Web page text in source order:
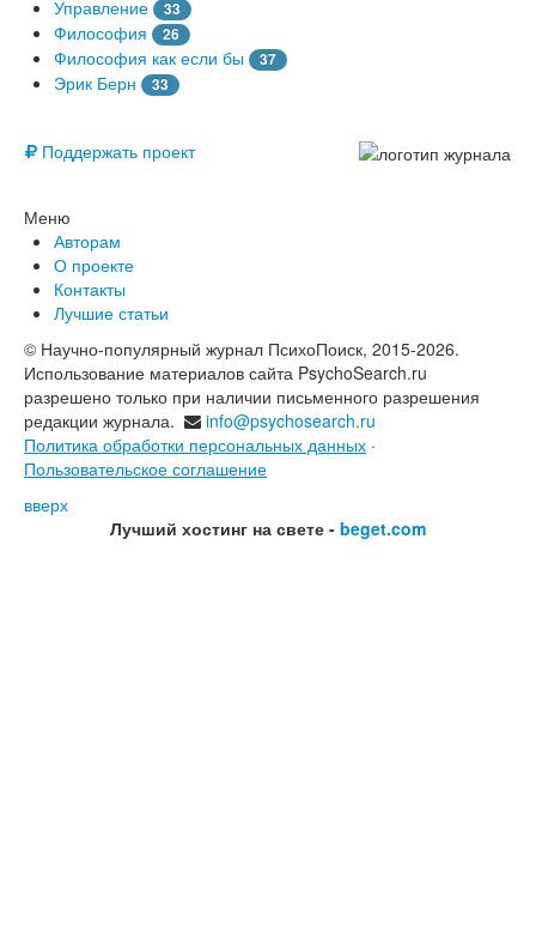
Управление 33
Философия 26
Философия как если бы 37
Эрик Берн
33
Поддержать проект
Меню
Авторам
О проекте
Контакты
Лучшие статьи
© Научно-популярный журнал ПсихоПоиск, 2015-2026.
Использование материалов сайта PsychoSearch.ru
разрешено только при наличии письменного разрешения
редакции журнала.
info@psychosearch.ru
Политика обработки персональных данных ·
Пользовательское соглашение
вверх
Лучший хостинг на свете - beget.com